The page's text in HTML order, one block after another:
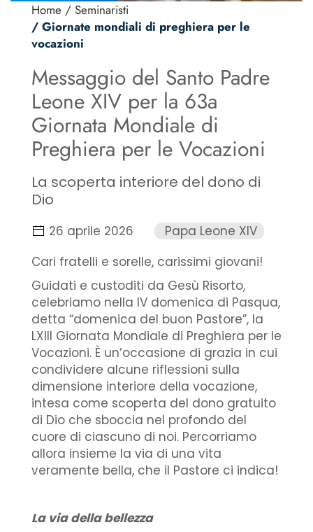
Home / Seminaristi
/ Giornate mondiali di preghiera per le
vocazioni
Messaggio del Santo Padre
Leone XIV per la 63a
Giornata Mondiale di
Preghiera per le Vocazioni
La scoperta interiore del dono di
Dio
26 aprile 2026
Papa Leone XIV
Cari fratelli e sorelle, carissimi giovani!
Guidati e custoditi da Gesù Risorto,
celebriamo nella IV domenica di Pasqua,
detta “domenica del buon Pastore”, la
LXIII Giornata Mondiale di Preghiera per le
Vocazioni. È un’occasione di grazia in cui
condividere alcune riflessioni sulla
dimensione interiore della vocazione,
intesa come scoperta del dono gratuito
di Dio che sboccia nel profondo del
cuore di ciascuno di noi. Percorriamo
allora insieme la via di una vita
veramente bella, che il Pastore ci indica!
La via della bellezza